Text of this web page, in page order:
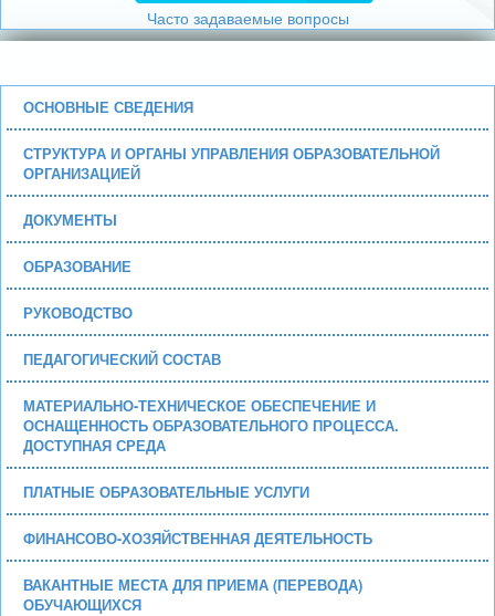
Часто задаваемые вопросы
ОСНОВНЫЕ СВЕДЕНИЯ
СТРУКТУРА И ОРГАНЫ УПРАВЛЕНИЯ ОБРАЗОВАТЕЛЬНОЙ
ОРГАНИЗАЦИЕЙ
ДОКУМЕНТЫ
ОБРАЗОВАНИЕ
РУКОВОДСТВО
ПЕДАГОГИЧЕСКИЙ СОСТАВ
МАТЕРИАЛЬНО-ТЕХНИЧЕСКОЕ ОБЕСПЕЧЕНИЕ И
ОСНАЩЕННОСТЬ ОБРАЗОВАТЕЛЬНОГО ПРОЦЕССА.
ДОСТУПНАЯ СРЕДА
ПЛАТНЫЕ ОБРАЗОВАТЕЛЬНЫЕ УСЛУГИ
ФИНАНСОВО-ХОЗЯЙСТВЕННАЯ ДЕЯТЕЛЬНОСТЬ
ВАКАНТНЫЕ МЕСТА ДЛЯ ПРИЕМА (ПЕРЕВОДА)
ОБУЧАЮЩИХСЯ